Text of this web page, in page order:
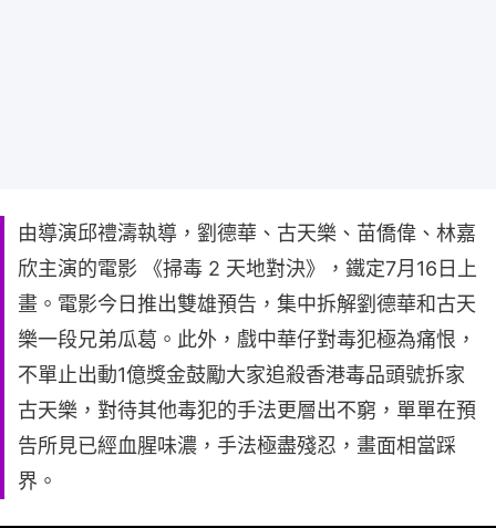
由導演邱禮濤執導，劉德華、古天樂、苗僑偉、林嘉
欣主演的電影 《掃毒 2 天地對決》，鐵定7月16日上
畫。電影今日推出雙雄預告，集中拆解劉德華和古天
樂一段兄弟瓜葛。此外，戲中華仔對毒犯極為痛恨，
不單止出動1億獎金鼓勵大家追殺香港毒品頭號拆家
古天樂，對待其他毒犯的手法更層出不窮，單單在預
告所見已經血腥味濃，手法極盡殘忍，畫面相當踩
界。